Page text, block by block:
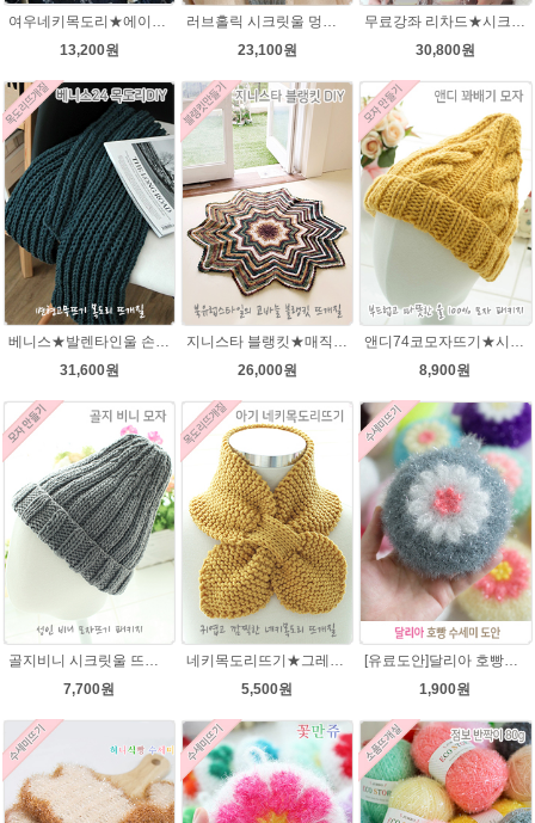
여우네키목도리★에이미울DIY 재료 패키지/유아목도리뜨기/아기목도리뜨개질/부드러운 베이비뜨개실로 제작 된 태교 손뜨개
13,200원
러브홀릭 시크릿울 멍석뜨기 목도리 뜨개질패키지
23,100원
무료강좌 리차드★시크릿울 꽈배기 목도리뜨기DIY 뜨개질
30,800원
베니스★발렌타인울 손뜨개질 목도리DIY 남녀커플 길라임목도리뜨개질
31,600원
지니스타 블랭킷★매직그라데이션 뜨개실 코바늘뜨기블랭킷 이지프린트뜨개실 뜨개질
26,000원
앤디74코모자뜨기★시크릿울3~4세용 모자뜨개질
8,900원
골지비니 시크릿울 뜨개실 모자뜨기 DIY 뜨개질
7,700원
네키목도리뜨기★그레이스메리노울 미니목도리뜨기
5,500원
[유료도안]달리아 호빵수세미뜨기 도안(수세미실은 옵션에서 추가구매 가능)/꽃수세미도안 /별호빵수세미처럼 예쁜수세미뜨기/빤짝이수세미실/웰빙수세미실/고급수세미실/데이지 반짝이수세미
1,900원